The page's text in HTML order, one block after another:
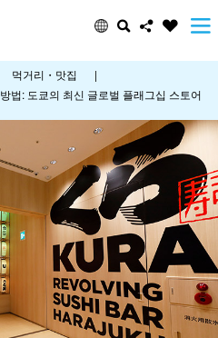
먹거리・맛집
|
법: 도쿄의 최신 글로벌 플래그십 스토어